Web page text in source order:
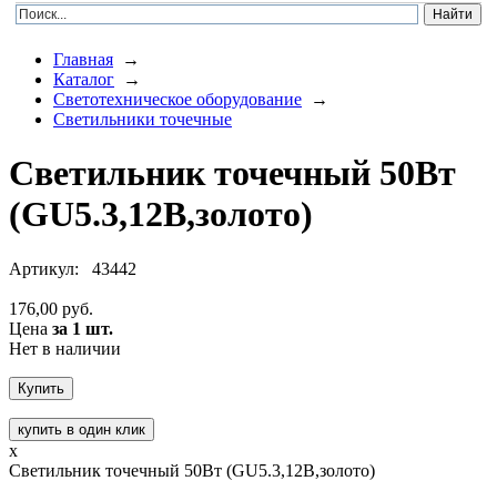
Главная →
Каталог →
Светотехническое оборудование →
Светильники точечные
Светильник точечный 50Вт
(GU5.3,12В,золото)
Артикул: 43442
176,00 руб.
Цена за 1 шт.
Нет в наличии
купить в один клик
x
Светильник точечный 50Вт (GU5.3,12В,золото)